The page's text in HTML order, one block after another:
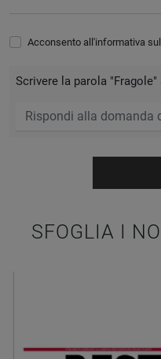
SFOGLIA I
Acconsento all'informativa
Scrivere la parola